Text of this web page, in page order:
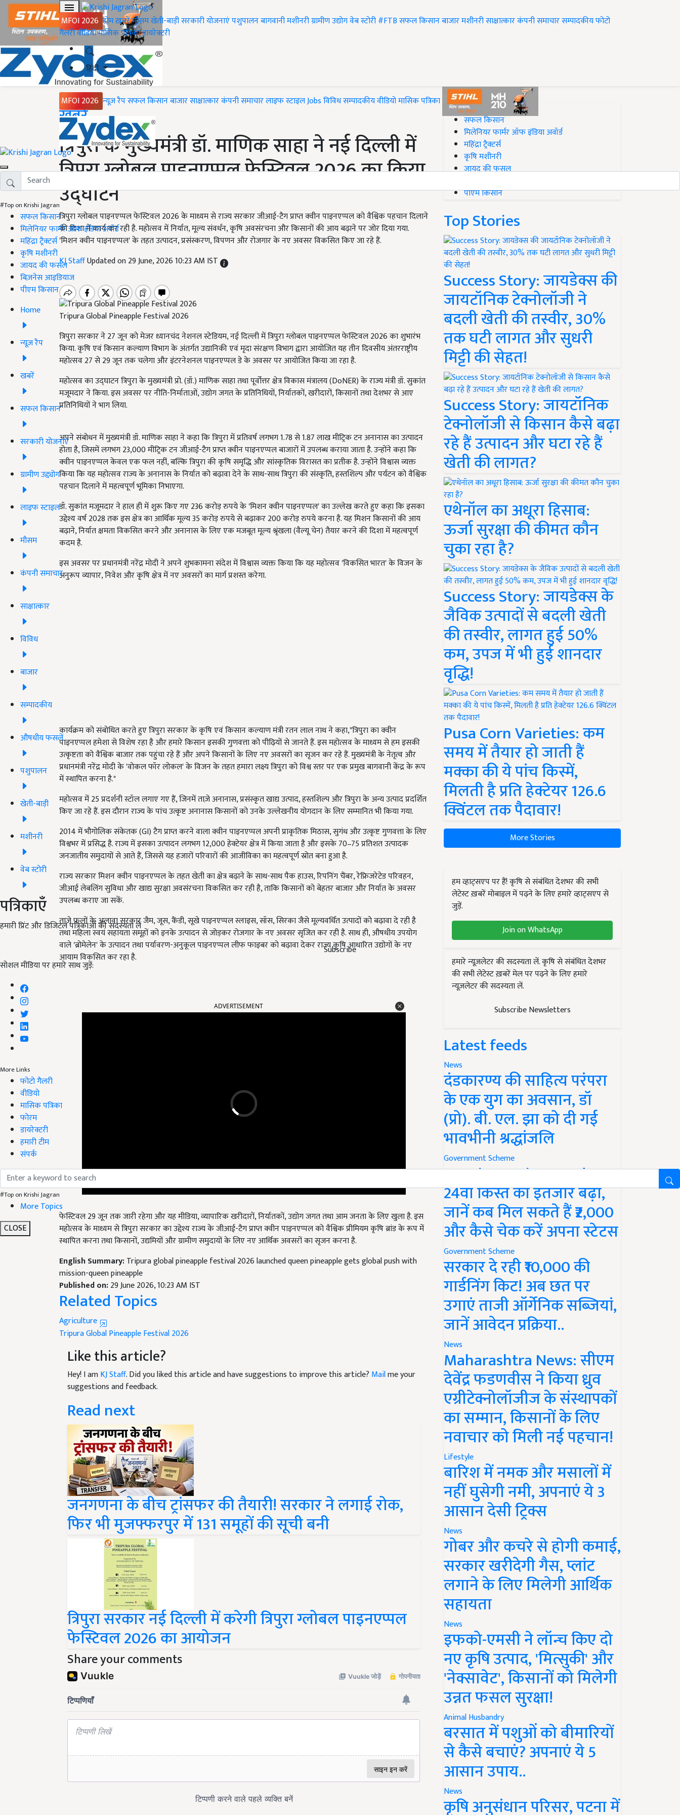
MFOI 2026 होमख़बरेंमौसमखेती-बाड़ीसरकारी योजनाएंपशुपालनबागवानीमशीनरीग्रामीण उद्योगवेब स्टोरी#FTBसफल किसानबाजारमशीनरीसाक्षात्कारकंपनी समाचारसम्पादकीयफोटो
गैलरीवीडियोमासिक पत्रिकाडायरेक्टरी
हिंदी
MFOI 2026 न्यूज़ रैपसफल किसानबाजारसाक्षात्कारकंपनी समाचारलाइफ स्टाइलJobsविविधसम्पादकीयवीडियोमासिक पत्रिका
#Top on Krishi Jagran
सफल किसान
मिलेनियर फार्मर ऑफ इंडिया अवॉर्ड
महिंद्रा ट्रैक्टर्स
कृषि मशीनरी
जायद की फसल
बिज़नेस आइडियाज
पीएम किसान
Home
न्यूज़ रैप
खबरें
सफल किसान
सरकारी योजनाएं
ग्रामीण उद्द्योग
लाइफ स्टाइल
मौसम
कंपनी समाचार
साक्षात्कार
विविध
बाजार
सम्पादकीय
औषधीय फसलें
पशुपालन
खेती-बाड़ी
मशीनरी
वेब स्टोरी
पत्रिकाएँ
हमारी प्रिंट और डिजिटल पत्रिकाओं की सदस्यता लें
Subscribe
सोशल मीडिया पर हमारे साथ जुड़ें:
More Links
फोटो गैलरी
वीडियो
मासिक पत्रिका
फोरम
डायरेक्टरी
हमारी टीम
संपर्क
#Top on Krishi Jagran
More Topics
CLOSE
Home
ख़बरें
त्रिपुरा के मुख्यमंत्री डॉ. माणिक साहा ने नई दिल्ली में
त्रिपुरा ग्लोबल पाइनएप्पल फेस्टिवल 2026 का किया
उद्घाटन
त्रिपुरा ग्लोबल पाइनएप्पल फेस्टिवल 2026 के माध्यम से राज्य सरकार जीआई-टैग प्राप्त क्वीन पाइनएप्पल को वैश्विक पहचान दिलाने
की दिशा में कार्य कर रही है. महोत्सव में निर्यात, मूल्य संवर्धन, कृषि अवसंरचना और किसानों की आय बढ़ाने पर जोर दिया गया.
'मिशन क्वीन पाइनएप्पल' के तहत उत्पादन, प्रसंस्करण, विपणन और रोजगार के नए अवसर विकसित किए जा रहे हैं.
KJ StaffUpdated on 29 June, 2026 10:23 AM IST
Tripura Global Pineapple Festival 2026
त्रिपुरा सरकार ने 27 जून को मेजर ध्यानचंद नेशनल स्टेडियम, नई दिल्ली में त्रिपुरा ग्लोबल पाइनएप्पल फेस्टिवल 2026 का शुभारंभ
किया. कृषि एवं किसान कल्याण विभाग के अंतर्गत उद्यानिकी एवं मृदा संरक्षण विभाग द्वारा आयोजित यह तीन दिवसीय अंतरराष्ट्रीय
महोत्सव 27 से 29 जून तक चलेगा और इंटरनेशनल पाइनएप्पल डे के अवसर पर आयोजित किया जा रहा है.
महोत्सव का उद्घाटन त्रिपुरा के मुख्यमंत्री प्रो. (डॉ.) माणिक साहा तथा पूर्वोत्तर क्षेत्र विकास मंत्रालय (DoNER) के राज्य मंत्री डॉ. सुकांत
मजूमदार ने किया. इस अवसर पर नीति-निर्माताओं, उद्योग जगत के प्रतिनिधियों, निर्यातकों, खरीदारों, किसानों तथा देशभर से आए
प्रतिनिधियों ने भाग लिया.
अपने संबोधन में मुख्यमंत्री डॉ. माणिक साहा ने कहा कि त्रिपुरा में प्रतिवर्ष लगभग 1.78 से 1.87 लाख मीट्रिक टन अनानास का उत्पादन
होता है, जिसमें लगभग 23,000 मीट्रिक टन जीआई-टैग प्राप्त क्वीन पाइनएप्पल बाजारों में उपलब्ध कराया जाता है. उन्होंने कहा कि
क्वीन पाइनएप्पल केवल एक फल नहीं, बल्कि त्रिपुरा की कृषि समृद्धि और सांस्कृतिक विरासत का प्रतीक है. उन्होंने विश्वास व्यक्त
किया कि यह महोत्सव राज्य के अनानास के निर्यात को बढ़ावा देने के साथ-साथ त्रिपुरा की संस्कृति, हस्तशिल्प और पर्यटन को वैश्विक
पहचान दिलाने में महत्वपूर्ण भूमिका निभाएगा.
डॉ. सुकांत मजूमदार ने हाल ही में शुरू किए गए 236 करोड़ रुपये के 'मिशन क्वीन पाइनएप्पल' का उल्लेख करते हुए कहा कि इसका
उद्देश्य वर्ष 2028 तक इस क्षेत्र का आर्थिक मूल्य 35 करोड़ रुपये से बढ़ाकर 200 करोड़ रुपये करना है. यह मिशन किसानों की आय
बढ़ाने, निर्यात क्षमता विकसित करने और अनानास के लिए एक मजबूत मूल्य श्रृंखला (वैल्यू चेन) तैयार करने की दिशा में महत्वपूर्ण
कदम है.
इस अवसर पर प्रधानमंत्री नरेंद्र मोदी ने अपने शुभकामना संदेश में विश्वास व्यक्त किया कि यह महोत्सव 'विकसित भारत' के विजन के
अनुरूप व्यापार, निवेश और कृषि क्षेत्र में नए अवसरों का मार्ग प्रशस्त करेगा.
कार्यक्रम को संबोधित करते हुए त्रिपुरा सरकार के कृषि एवं किसान कल्याण मंत्री रतन लाल नाथ ने कहा,"त्रिपुरा का क्वीन
पाइनएप्पल हमेशा से विशेष रहा है और हमारे किसान इसकी गुणवत्ता को पीढ़ियों से जानते हैं. इस महोत्सव के माध्यम से हम इसकी
उत्कृष्टता को वैश्विक बाजार तक पहुंचा रहे हैं और अपने किसानों के लिए नए अवसरों का सृजन कर रहे हैं. मुख्यमंत्री के नेतृत्व और
प्रधानमंत्री नरेंद्र मोदी के 'वोकल फॉर लोकल' के विजन के तहत हमारा लक्ष्य त्रिपुरा को विश्व स्तर पर एक प्रमुख बागवानी केंद्र के रूप
में स्थापित करना है."
महोत्सव में 25 प्रदर्शनी स्टॉल लगाए गए हैं, जिनमें ताज़े अनानास, प्रसंस्कृत खाद्य उत्पाद, हस्तशिल्प और त्रिपुरा के अन्य उत्पाद प्रदर्शित
किए जा रहे हैं. इस दौरान राज्य के पांच उत्कृष्ट अनानास किसानों को उनके उल्लेखनीय योगदान के लिए सम्मानित भी किया गया.
2014 में भौगोलिक संकेतक (GI) टैग प्राप्त करने वाला क्वीन पाइनएप्पल अपनी प्राकृतिक मिठास, सुगंध और उत्कृष्ट गुणवत्ता के लिए
विश्वभर में प्रसिद्ध है. राज्य में इसका उत्पादन लगभग 12,000 हेक्टेयर क्षेत्र में किया जाता है और इसके 70–75 प्रतिशत उत्पादक
जनजातीय समुदायों से आते हैं, जिससे यह हजारों परिवारों की आजीविका का महत्वपूर्ण स्रोत बना हुआ है.
राज्य सरकार मिशन क्वीन पाइनएप्पल के तहत खेती का क्षेत्र बढ़ाने के साथ-साथ पैक हाउस, रिपनिंग चैंबर, रेफ्रिजरेटेड परिवहन,
जीआई लेबलिंग सुविधा और खाद्य सुरक्षा अवसंरचना विकसित कर रही है, ताकि किसानों को बेहतर बाजार और निर्यात के अवसर
उपलब्ध कराए जा सकें.
ताज़े फलों के अलावा सरकार जैम, जूस, कैंडी, सूखे पाइनएप्पल स्लाइस, सॉस, सिरका जैसे मूल्यवर्धित उत्पादों को बढ़ावा दे रही है
तथा महिला स्वयं सहायता समूहों को इनके उत्पादन से जोड़कर रोजगार के नए अवसर सृजित कर रही है. साथ ही, औषधीय उपयोग
वाले 'ब्रोमेलेन' के उत्पादन तथा पर्यावरण-अनुकूल पाइनएप्पल लीफ फाइबर को बढ़ावा देकर राज्य कृषि आधारित उद्योगों के नए
आयाम विकसित कर रहा है.
फेस्टिवल 29 जून तक जारी रहेगा और यह मीडिया, व्यापारिक खरीदारों, निर्यातकों, उद्योग जगत तथा आम जनता के लिए खुला है. इस
महोत्सव के माध्यम से त्रिपुरा सरकार का उद्देश्य राज्य के जीआई-टैग प्राप्त क्वीन पाइनएप्पल को वैश्विक प्रीमियम कृषि ब्रांड के रूप में
स्थापित करना तथा किसानों, उद्यमियों और ग्रामीण समुदायों के लिए नए आर्थिक अवसरों का सृजन करना है.
Tripura global pineapple festival 2026 launched queen pineapple gets global push with
mission-queen pineapple
Published on:29 June 2026, 10:23 AM IST
Related Topics
Agriculture
Tripura Global Pineapple Festival 2026
Like this article?
Hey! I amKJ Staff. Did you liked this article and have suggestions to improve this article?
suggestions and feedback.
Read next
जनगणना के बीच ट्रांसफर की तैयारी! सरकार ने लगाई रोक,
फिर भी मुजफ्फरपुर में 131 समूहों की सूची बनी
त्रिपुरा सरकार नई दिल्ली में करेगी त्रिपुरा ग्लोबल पाइनएप्पल
फेस्टिवल 2026 का आयोजन
Share your comments
#Top on Krishi Jagran
सफल किसान
मिलेनियर फार्मर ऑफ इंडिया अवॉर्ड
महिंद्रा ट्रैक्टर्स
कृषि मशीनरी
जायद की फसल
पीएम किसान
Top Stories
Success Story: जायडेक्स की
जायटॉनिक टेक्नोलॉजी ने
बदली खेती की तस्वीर, 30%
तक घटी लागत और सुधरी
मिट्टी की सेहत!
Success Story: जायटॉनिक
टेक्नोलॉजी से किसान कैसे बढ़ा
रहे हैं उत्पादन और घटा रहे हैं
खेती की लागत?
एथेनॉल का अधूरा हिसाब:
ऊर्जा सुरक्षा की कीमत कौन
चुका रहा है?
Success Story: जायडेक्स के
जैविक उत्पादों से बदली खेती
की तस्वीर, लागत हुई 50%
कम, उपज में भी हुई शानदार
वृद्धि!
Pusa Corn Varieties: कम
समय में तैयार हो जाती हैं
मक्का की ये पांच किस्में,
मिलती है प्रति हेक्टेयर 126.6
क्विंटल तक पैदावार!
More Stories
हम व्हाट्सएप पर हैं! कृषि से संबंधित देशभर की सभी
लेटेस्ट ख़बरें मोबाइल में पढ़ने के लिए हमारे व्हाट्सएप से
जुड़ें.
Join on WhatsApp
हमारे न्यूज़लेटर की सदस्यता लें. कृषि से संबंधित देशभर
की सभी लेटेस्ट ख़बरें मेल पर पढ़ने के लिए हमारे
न्यूज़लेटर की सदस्यता लें.
Subscribe Newsletters
Latest feeds
News
दंडकारण्य की साहित्य परंपरा
के एक युग का अवसान, डॉ
(प्रो). बी. एल. झा को दी गई
भावभीनी श्रद्धांजलि
Government Scheme
PM Kisan Yojana Update:
24वीं किस्त का इंतजार बढ़ा,
जानें कब मिल सकते हैं ₹2,000
और कैसे चेक करें अपना स्टेटस
Government Scheme
सरकार दे रही ₹10,000 की
गार्डनिंग किट! अब छत पर
उगाएं ताजी ऑर्गेनिक सब्जियां,
जानें आवेदन प्रक्रिया..
News
Maharashtra News: सीएम
देवेंद्र फडणवीस ने किया ध्रुव
एग्रीटेक्नोलॉजीज के संस्थापकों
का सम्मान, किसानों के लिए
नवाचार को मिली नई पहचान!
Lifestyle
बारिश में नमक और मसालों में
नहीं घुसेगी नमी, अपनाएं ये 3
आसान देसी ट्रिक्स
News
गोबर और कचरे से होगी कमाई,
सरकार खरीदेगी गैस, प्लांट
लगाने के लिए मिलेगी आर्थिक
सहायता
News
इफको-एमसी ने लॉन्च किए दो
नए कृषि उत्पाद, 'मित्सुकी' और
'नेक्सावेट', किसानों को मिलेगी
उन्नत फसल सुरक्षा!
Animal Husbandry
बरसात में पशुओं को बीमारियों
से कैसे बचाएं? अपनाएं ये 5
आसान उपाय..
News
कृषि अनुसंधान परिसर, पटना में